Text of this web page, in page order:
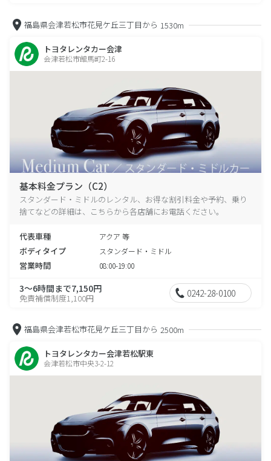
福島県会津若松市花見ケ丘三丁目から 1530m
トヨタレンタカー会津
会津若松市館馬町2-16
基本料金プラン（C2）
スタンダード・ミドルのレンタル、お得な割引料金や予約、乗り
捨てなどの詳細は、こちらから各店舗にお電話ください。
代表車種 アクア 等
ボディタイプ スタンダード・ミドル
営業時間 08:00-19:00
3～6時間まで7,150円
免責補償制度1,100円 0242-28-0100
福島県会津若松市花見ケ丘三丁目から 2500m
トヨタレンタカー会津若松駅東
会津若松市中央3-2-12